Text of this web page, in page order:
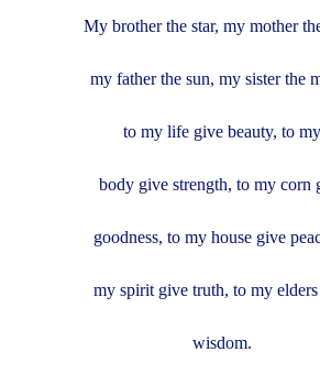
My brother the star, my mother
my father the sun, my sister the
to my life give beauty, to my
body give strength, to my corn
goodness, to my house give
my spirit give truth, to my
wisdom.